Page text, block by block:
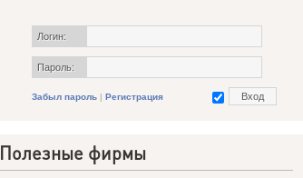
Логин:
Пароль:
Забыл пароль | Регистрация
Полезные фирмы